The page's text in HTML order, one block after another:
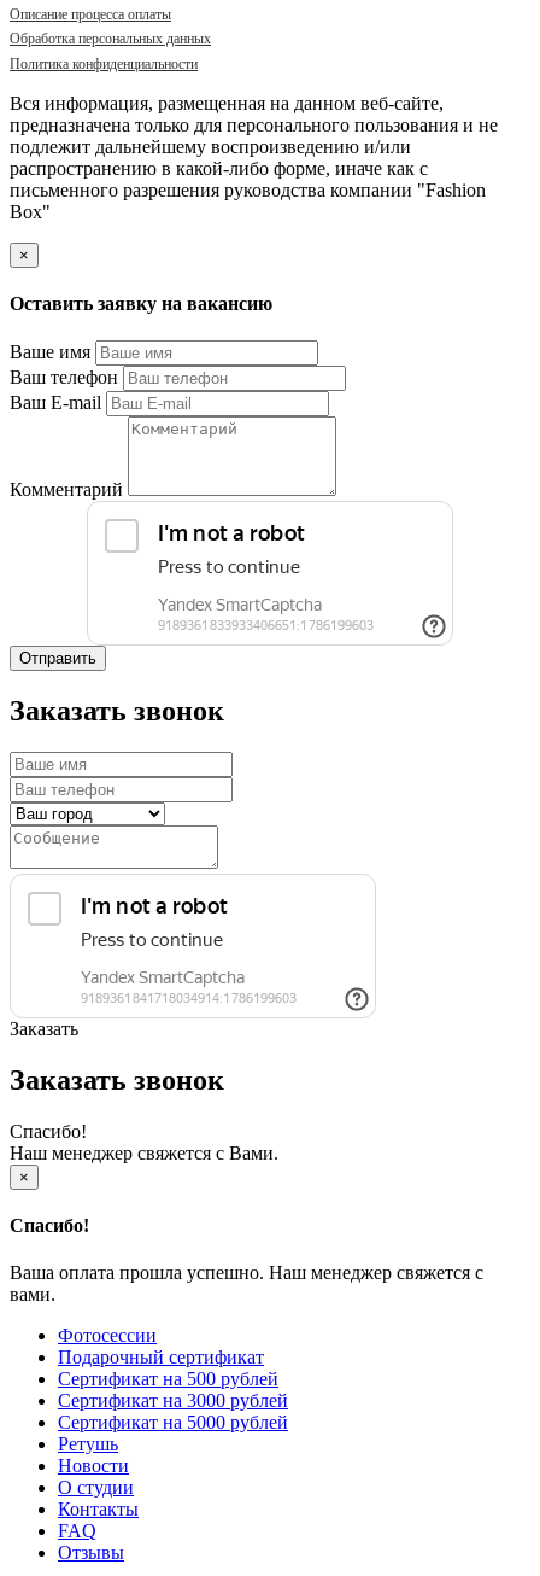
Описание процесса оплаты
Обработка персональных данных
Политика конфиденциальности
Вся информация, размещенная на данном веб-сайте,
предназначена только для персонального пользования и не
подлежит дальнейшему воспроизведению и/или
распространению в какой-либо форме, иначе как с
письменного разрешения руководства компании "Fashion
Box"
×
Оставить заявку на вакансию
Ваше имя
Ваш телефон
Ваш E-mail
Комментарий
Отправить
Заказать звонок
Заказать
Заказать звонок
Спасибо!
Наш менеджер свяжется с Вами.
×
Спасибо!
Ваша оплата прошла успешно. Наш менеджер свяжется с
вами.
Фотосессии
Подарочный сертификат
Сертификат на 500 рублей
Сертификат на 3000 рублей
Сертификат на 5000 рублей
Ретушь
Новости
О студии
Контакты
FAQ
Отзывы